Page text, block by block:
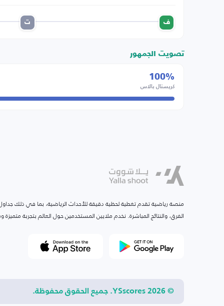
ف ت
تصويت الجمهور
100%
كريستال بالاس
منصة رياضية تقدم تغطية لحظية دقيقة للأحداث الرياضية، بما في ذلك جداول
الفرق، والنتائج المباشرة. نخدم ملايين المستخدمين حول العالم بتجربة
© 2026 YSscores. جميع الحقوق محفوظة.